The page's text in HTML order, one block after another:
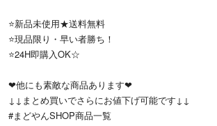
⭐️新品未使用★送料無料
⭐️現品限り・早い者勝ち！
⭐️24H即購入OK☆
❤︎他にも素敵な商品あります❤︎
↓↓まとめ買いでさらにお値下げ可能です↓↓
#まどやんSHOP商品一覧